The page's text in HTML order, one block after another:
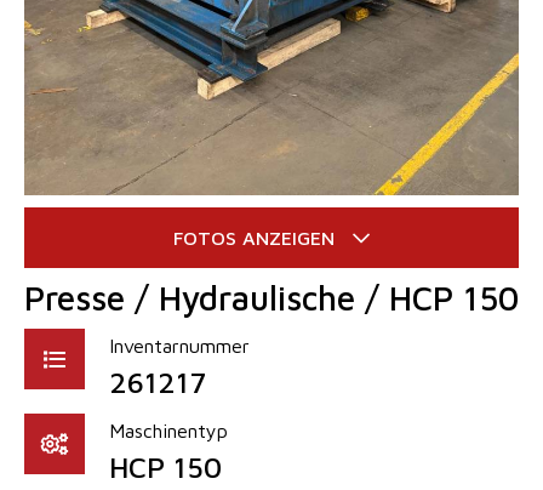
Presse / Hydraulische / HCP 150
Inventarnummer
261217
Maschinentyp
HCP 150